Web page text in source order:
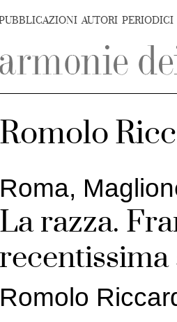
AUTORI PERIODICI
Romolo
Roma,
La razza.
Romolo